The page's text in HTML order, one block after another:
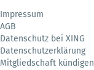
Impressum
AGB
Datenschutz bei XING
Datenschutzerklärung
Mitgliedschaft kündigen